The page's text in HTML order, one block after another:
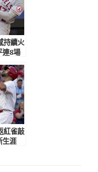
持續火
連8場
紅雀敲
生涯